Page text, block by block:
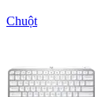
Chuột